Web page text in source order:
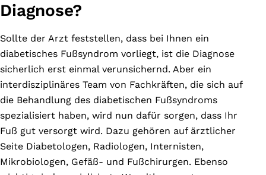
Diagnose?
Sollte der Arzt feststellen, dass bei Ihnen ein
diabetisches Fußsyndrom vorliegt, ist die Diagnose
sicherlich erst einmal verunsichernd. Aber ein
interdisziplinäres Team von Fachkräften, die sich auf
die Behandlung des diabetischen Fußsyndroms
spezialisiert haben, wird nun dafür sorgen, dass Ihr
Fuß gut versorgt wird. Dazu gehören auf ärztlicher
Seite Diabetologen, Radiologen, Internisten,
Mikrobiologen, Gefäß- und Fußchirurgen. Ebenso